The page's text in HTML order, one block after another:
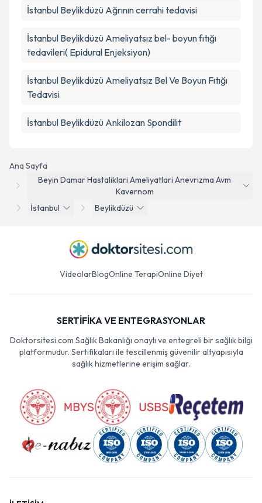
Ana Sayfa
Beyin Damar Hastaliklari Ameliyatlari Anevrizma Avm
Kavernom
İstanbul
Beylikdüzü
İstanbul Beylikdüzü Ağrının cerrahi tedavisi
İstanbul Beylikdüzü Ameliyatsız bel- boyun fıtığı
tedavileri( Epidural Enjeksiyon)
İstanbul Beylikdüzü Ameliyatsız Bel Ve Boyun Fıtığı
Tedavisi
İstanbul Beylikdüzü Ankilozan Spondilit
VideolarBlogOnline TerapiOnline Diyet
SERTİFİKA VE ENTEGRASYONLAR
Doktorsitesi.com Sağlık Bakanlığı onaylı ve entegreli bir sağlık bilgi
platformudur. Sertifikaları ile tescillenmiş güvenilir altyapısıyla
sağlık hizmetlerine erişim sağlar.